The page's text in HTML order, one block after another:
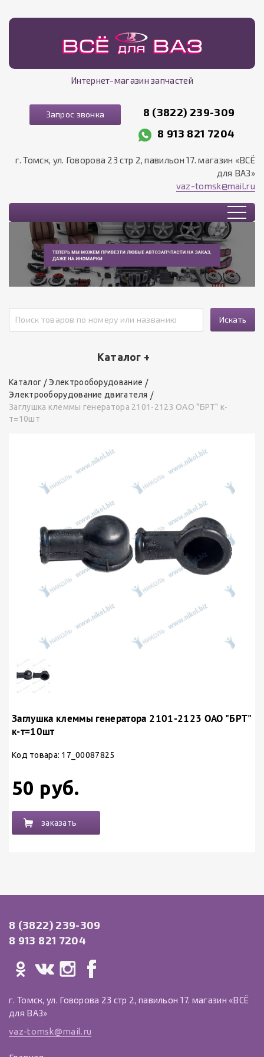
Интернет-магазин запчастей
Запрос звонка
8 (3822) 239-309
8 913 821 7204
г. Томск, ул. Говорова 23 стр 2, павильон 17. магазин «ВСЁ
для ВАЗ»
vaz-tomsk@mail.ru
Искать
Каталог +
Каталог
Электрооборудование
Электрооборудование двигателя
Заглушка клеммы генератора 2101-2123 ОАО "БРТ" к-
т=10шт
Заглушка клеммы генератора 2101-2123 ОАО "БРТ"
к-т=10шт
Код товара: 17_00087825
50 руб.
заказать
8 (3822) 239-309
8 913 821 7204
г. Томск, ул. Говорова 23 стр 2, павильон 17. магазин «ВСЁ
для ВАЗ»
vaz-tomsk@mail.ru